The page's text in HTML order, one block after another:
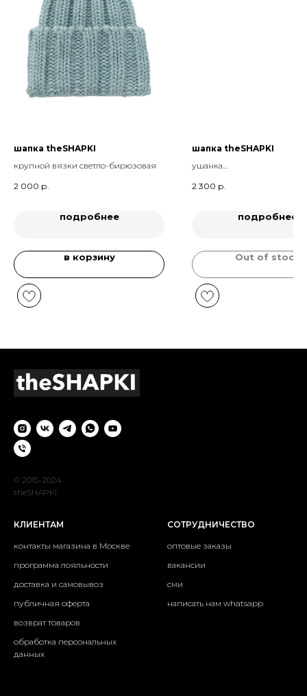
шапка theSHAPKI
крупной вязки светло-бирюзовая
2 000 р.
подробнее
в корзину
шапка theSHAPKI
ушанка
2 300 р.
подробнее
Out of stock
© 2015-2024
theSHAPKI
КЛИЕНТАМ
контакты магазина в Москве
программа лояльности
доставка и самовывоз
публичная оферта
возврат товаров
обработка персональных
данных
СОТРУДНИЧЕСТВО
оптовые заказы
вакансии
сми
написать нам whatsapp